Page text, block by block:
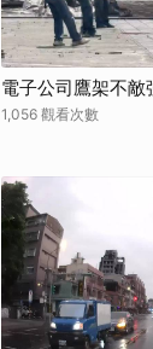
電子公司鷹架不
1,056 觀看次數